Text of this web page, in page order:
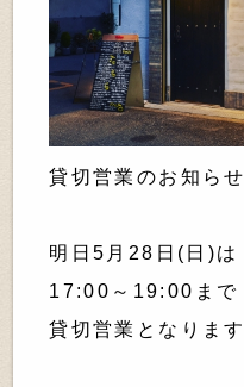
貸切営業のお知らせ
明日5月28日(日)は
17:00～19:00まで
貸切営業となります